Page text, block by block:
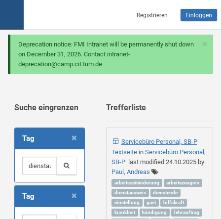
Registrieren Einloggen
×
Deprecation notice: FMI Intranet will be permanently shut down
on December 31, 2026. Contact intranet-
deprecation@camp.cit.tum.de
Suche eingrenzen
×
Tag
×
Tag
Trefferliste
Servicebüro Personal, SB-P
Textseite in Servicebüro Personal,
SB-Plast modified 24.10.2025by
Paul, Andreas
arbeitszeitänderung
arbeitszeugnis
dienstausweis
dienstende
einstellung
gast
hilfskraft
krankheit
kündigung
lehrauftrag